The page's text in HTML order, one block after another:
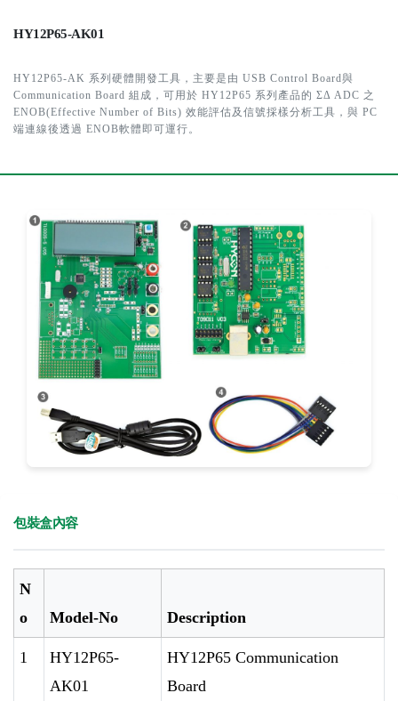
HY12P65-AK01
HY12P65-AK 系列硬體開發工具，主要是由 USB Control Board與
Communication Board 組成，可用於 HY12P65 系列產品的 ΣΔ ADC 之
ENOB(Effective Number of Bits) 效能評估及信號採樣分析工具，與 PC
端連線後透過 ENOB軟體即可運行。
包裝盒內容
N
o
Model-No Description
1
HY12P65-
AK01
HY12P65 Communication
Board